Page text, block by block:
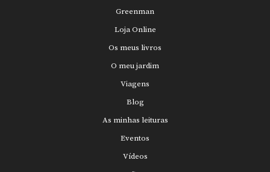
Greenman
Loja Online
Os meus livros
O meu jardim
Viagens
Blog
As minhas leituras
Eventos
Vídeos